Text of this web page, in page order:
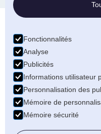
Le groupe Gesco
Mentions légales
Fonctionnalités
Analyse
Publicités
Informations utilisateur
Personnalisation des
Mémoire de
Mémoire sécurité